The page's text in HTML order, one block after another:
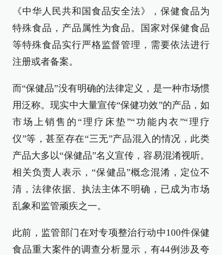
《中华人民共和国食品安全法》，保健食品为
特殊食品，产品属性为食品。国家对保健食品
等特殊食品实行严格监督管理，需要依法进行
注册或者备案。
而“保健品”没有明确的法律定义，是一种市场惯
用泛称。现实中大量宣传“保健功效”的产品，如
市场上销售的“理疗床垫”“功能内衣”“理疗
仪”等，甚至存在“三无”产品混入的情况，此类
产品大多以“保健品”名义宣传，容易混淆视听。
相关负责人表示，“保健品”概念混淆，定位不
清，法律依据、执法主体不明确，已成为市场
乱象和监管顽疾之一。
此前，监管部门在对专项整治行动中100件保健
食品重大案件的调查分析显示，有44例涉及夸